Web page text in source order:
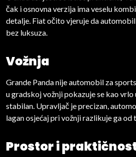
čak i osnovna verzija ima veselu
detalje. Fiat očito vjeruje da
bez luksuza.
Vožnja
Grande Panda nije automobil za
u gradskoj vožnji pokazuje se kao
stabilan. Upravljač je precizan,
lagan osjećaj pri vožnji razlikuje ga
Prostor i